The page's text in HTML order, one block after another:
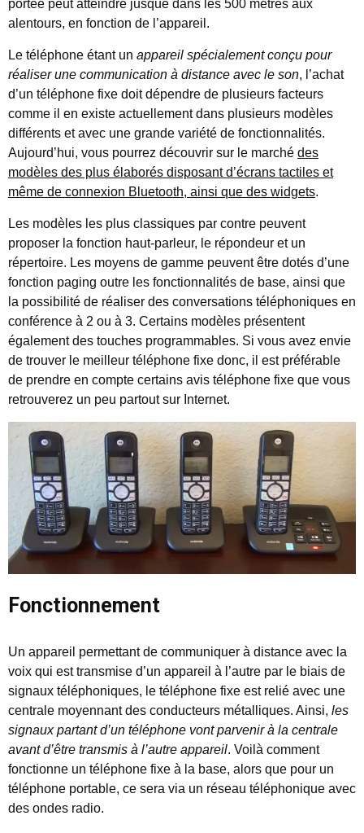
portée peut atteindre jusque dans les 500 mètres aux
alentours, en fonction de l’appareil.
Le téléphone étant un appareil spécialement conçu pour
réaliser une communication à distance avec le son, l’achat
d’un téléphone fixe doit dépendre de plusieurs facteurs
comme il en existe actuellement dans plusieurs modèles
différents et avec une grande variété de fonctionnalités.
Aujourd’hui, vous pourrez découvrir sur le marché des
modèles des plus élaborés disposant d’écrans tactiles et
même de connexion Bluetooth, ainsi que des widgets.
Les modèles les plus classiques par contre peuvent
proposer la fonction haut-parleur, le répondeur et un
répertoire. Les moyens de gamme peuvent être dotés d’une
fonction paging outre les fonctionnalités de base, ainsi que
la possibilité de réaliser des conversations téléphoniques en
conférence à 2 ou à 3. Certains modèles présentent
également des touches programmables. Si vous avez envie
de trouver le meilleur téléphone fixe donc, il est préférable
de prendre en compte certains avis téléphone fixe que vous
retrouverez un peu partout sur Internet.
Fonctionnement
Un appareil permettant de communiquer à distance avec la
voix qui est transmise d’un appareil à l’autre par le biais de
signaux téléphoniques, le téléphone fixe est relié avec une
centrale moyennant des conducteurs métalliques. Ainsi, les
signaux partant d’un téléphone vont parvenir à la centrale
avant d’être transmis à l’autre appareil. Voilà comment
fonctionne un téléphone fixe à la base, alors que pour un
téléphone portable, ce sera via un réseau téléphonique avec
des ondes radio.